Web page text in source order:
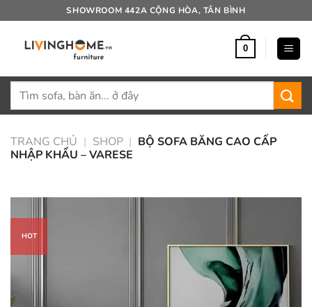
qua
SHOWROOM 442A CỘNG HÒA, TÂN BÌNH
0
Tìm
TRANG CHỦ | SHOP | BỘ SOFA BĂNG CAO CẤP
NHẬP KHẨU – VARESE
HOT